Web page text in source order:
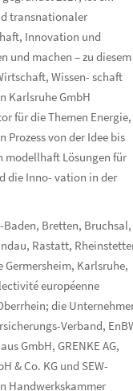
transnationaler
Innovation und
und machen – zu diesem
Wissen- schaft
Karlsruhe GmbH
für die Themen Energie,
von der Idee bis
modellhaft Lösungen für
die Inno- vation in der
Baden, Bretten, Bruchsal,
Rastatt,
Germersheim, Karlsruhe,
européenne
die
Verband,
GmbH, GRENKE AG,
& Co. KG und SEW-
Handwerkskammer